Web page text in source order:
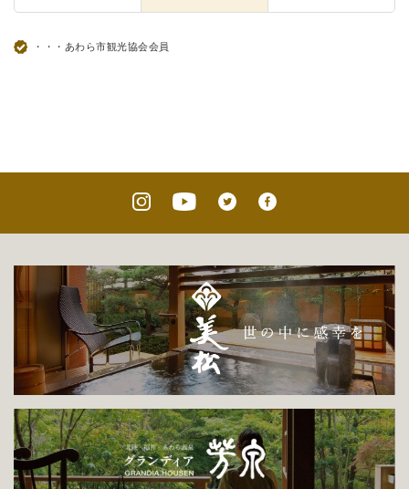
・・・あわら市観光協会会員